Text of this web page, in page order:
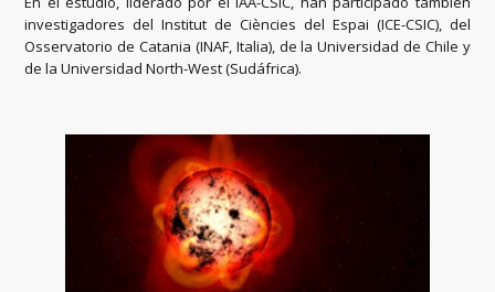
investigadores del Institut de Ciències del Espai (ICE-CSIC), del
Osservatorio de Catania (INAF, Italia), de la Universidad de Chile y
de la Universidad North-West (Sudáfrica).